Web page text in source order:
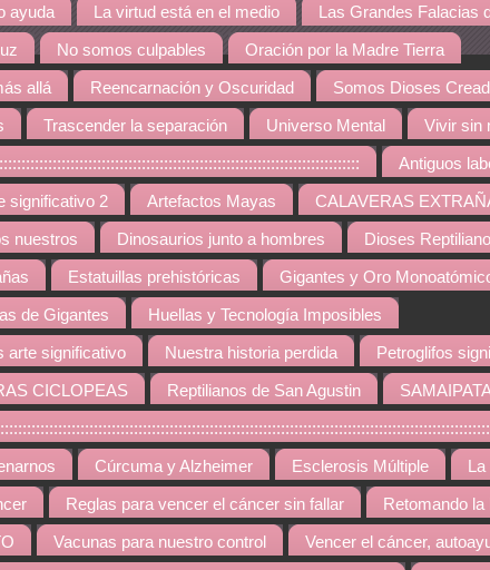
ayuda La virtud está en el medio Las Grandes Falacias
No somos culpables Oración por la Madre Tierra
allá Reencarnación y Oscuridad Somos Dioses
Trascender la separación Universo Mental Vivir sin
Antiguos
significativo 2 Artefactos Mayas CALAVERAS
nuestros Dinosaurios junto a hombres Dioses
Estatuillas prehistóricas Gigantes y Oro
de Gigantes Huellas y Tecnología Imposibles
arte significativo Nuestra historia perdida Petroglifos
CICLOPEAS Reptilianos de San Agustin
Cúrcuma y Alzheimer Esclerosis Múltiple
Reglas para vencer el cáncer sin fallar Retomando la
Vacunas para nuestro control Vencer el cáncer,